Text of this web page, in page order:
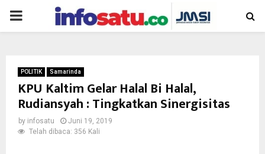
PRIMARY
POLITIK Samarinda
KPU Kaltim Gelar Halal Bi Halal,
Rudiansyah : Tingkatkan Sinergisitas
by infosatu
Juni 19, 2019
Telah dibaca: 356 Kali